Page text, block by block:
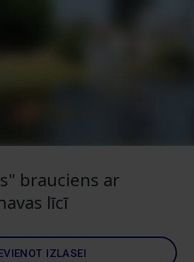
brauciens ar
līcī
IZLASEI